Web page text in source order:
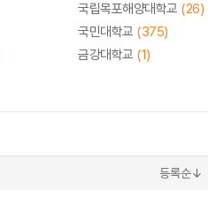
국립목포해양대학교 (26)
국민대학교 (375)
금강대학교 (1)
등록순↓